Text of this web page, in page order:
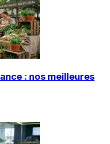
: nos meilleures